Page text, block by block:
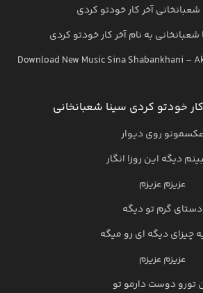
آخر کار خودتو کردی
شعبانخانی به نامآخر کار خودتو کردی
Download New MusicSina Shabankhani –
خودتو کردی سینا شعبانخانی
عکسمونو روی دیوار
دیگه این روزا انگار
عزیزم عزیزم
دستای گرم تو دیگه
چیزای دیگه ای رو میگه
عزیزم عزیزم
تورو دوست دارمو تو